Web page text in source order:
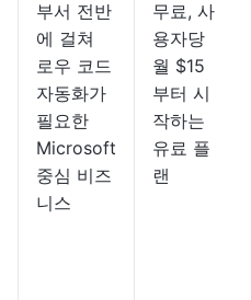
부서 전반
에 걸쳐
로우 코드
자동화가
필요한
Microsoft
중심 비즈
니스
무료, 사
용자당
월 $15
부터 시
작하는
유료 플
랜